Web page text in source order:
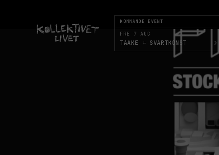
KOMMANDE EVENT
FRE 7 AUG
TAAKE + SVARTKONST ›